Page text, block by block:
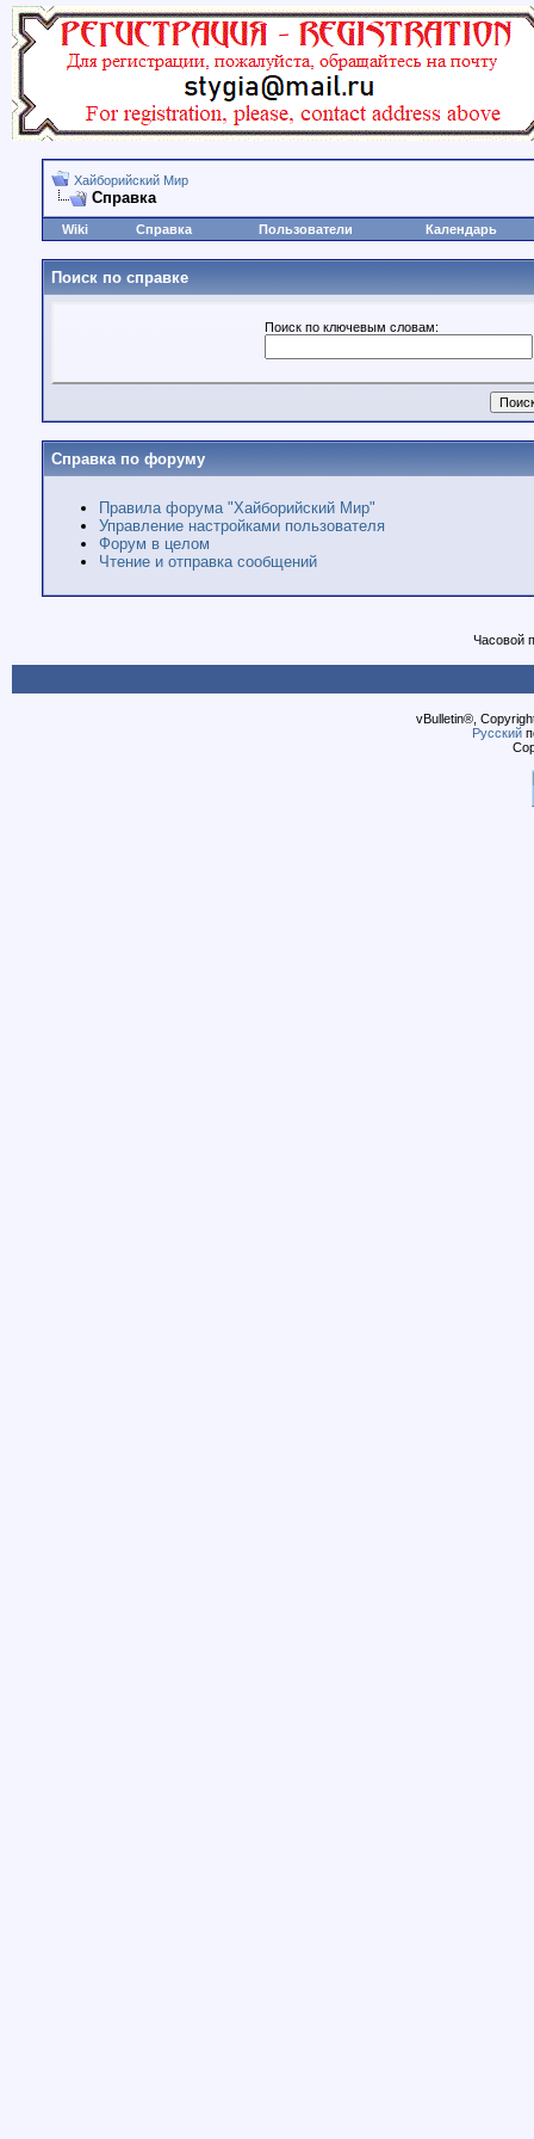
Хайборийский Мир
Справка
Wiki Справка Пользователи Календарь
Поиск по справке
Поиск по ключевым словам:
Справка по форуму
Правила форума "Хайборийский Мир"
Управление настройками пользователя
Форум в целом
Чтение и отправка сообщений
Часовой
vBulletin®,
Русский